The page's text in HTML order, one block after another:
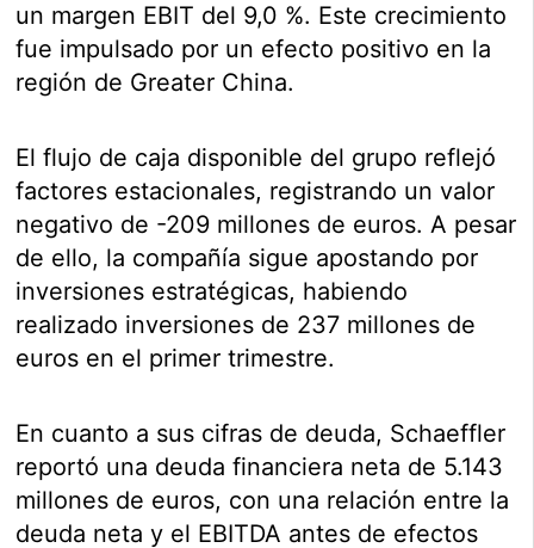
un margen EBIT del 9,0 %. Este crecimiento
fue impulsado por un efecto positivo en la
región de Greater China.
El flujo de caja disponible del grupo reflejó
factores estacionales, registrando un valor
negativo de -209 millones de euros. A pesar
de ello, la compañía sigue apostando por
inversiones estratégicas, habiendo
realizado inversiones de 237 millones de
euros en el primer trimestre.
En cuanto a sus cifras de deuda, Schaeffler
reportó una deuda financiera neta de 5.143
millones de euros, con una relación entre la
deuda neta y el EBITDA antes de efectos